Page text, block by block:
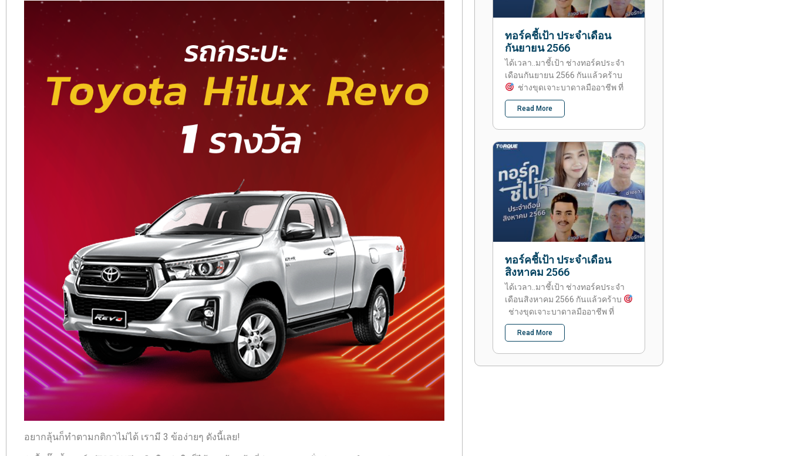
อยากลุ้นก็ทำตามกติกาไม่ได้ เรามี 3 ข้อง่ายๆ ดังนี้เลย!
ทอร์คชี้เป้า ประจำเดือน
กันยายน 2566
ได้เวลา..มาชี้เป้า ช่างทอร์คประจำ
เดือนกันยายน 2566 กันแล้วคร้าบ
ช่างขุดเจาะบาดาลมืออาชีพ ที่
Read More
ทอร์คชี้เป้า ประจำเดือน
สิงหาคม 2566
ได้เวลา..มาชี้เป้า ช่างทอร์คประจำ
เดือนสิงหาคม 2566 กันแล้วคร้าบ
ช่างขุดเจาะบาดาลมืออาชีพ ที่
Read More